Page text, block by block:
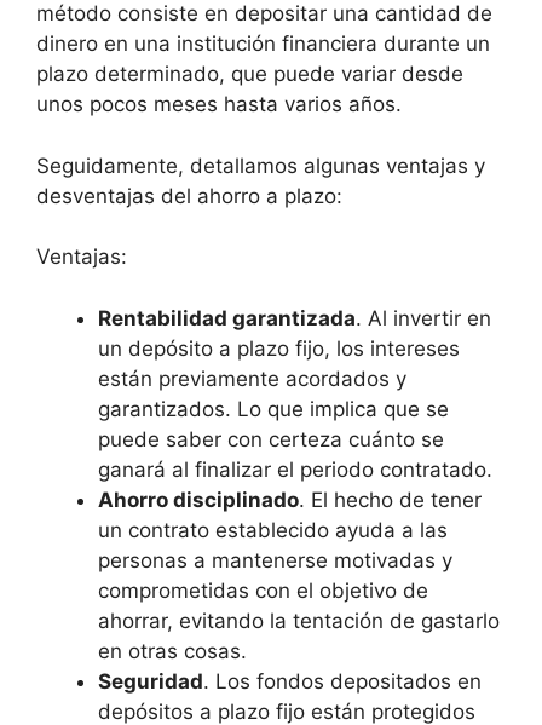
método consiste en depositar una cantidad de
dinero en una institución financiera durante un
plazo determinado, que puede variar desde
unos pocos meses hasta varios años.
Seguidamente, detallamos algunas ventajas y
desventajas del ahorro a plazo:
Ventajas:
Rentabilidad garantizada. Al invertir en
un depósito a plazo fijo, los intereses
están previamente acordados y
garantizados. Lo que implica que se
puede saber con certeza cuánto se
ganará al finalizar el periodo contratado.
Ahorro disciplinado. El hecho de tener
un contrato establecido ayuda a las
personas a mantenerse motivadas y
comprometidas con el objetivo de
ahorrar, evitando la tentación de gastarlo
en otras cosas.
Seguridad. Los fondos depositados en
depósitos a plazo fijo están protegidos